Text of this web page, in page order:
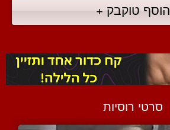
הוסף טוקבק +
סרטי רוסיות